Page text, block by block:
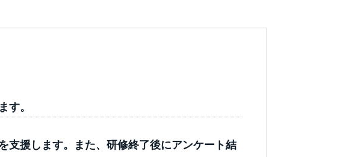
す。
援します。また、研修終了後にアンケート結